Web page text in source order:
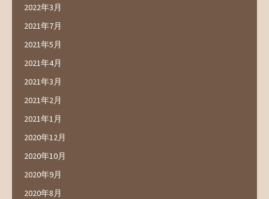
2022年3月
2021年7月
2021年5月
2021年4月
2021年3月
2021年2月
2021年1月
2020年12月
2020年10月
2020年9月
2020年8月